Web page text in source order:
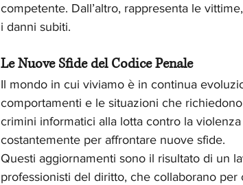
competente. Dall’altro, rappresenta le
i danni subiti.
Le Nuove Sfide del Codice Penale
Il mondo in cui viviamo è in continua
comportamenti e le situazioni che
crimini informatici alla lotta contro la
costantemente per affrontare nuove sfide.
Questi aggiornamenti sono il risultato di un
professionisti del diritto, che collaborano